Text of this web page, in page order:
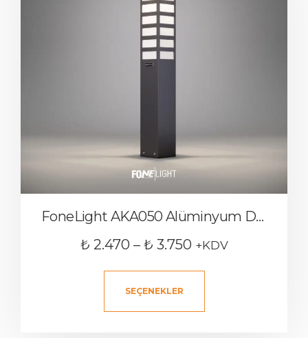
FoneLight AKA050 Alüminyum Dış Mekan Bollard Bahçe Aydınlatması
₺ 2.470 – ₺ 3.750 +KDV
SEÇENEKLER